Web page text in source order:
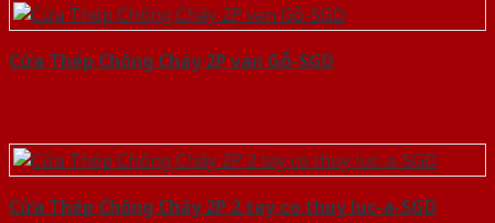
Cửa Thép Chống Cháy 2P van Gỗ-SGD
Cửa Thép Chống Cháy 2P 2 tay co thuy luc-a-SGD